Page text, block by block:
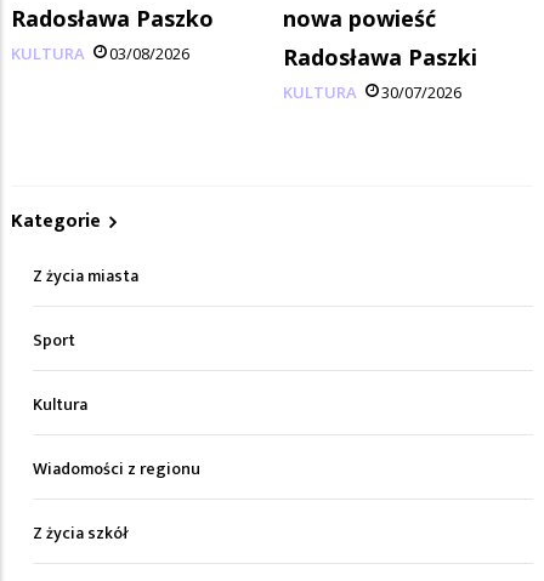
Radosława Paszko
KULTURA 03/08/2026
nowa powieść
Radosława Paszki
KULTURA 30/07/2026
Kategorie
Z życia miasta
Sport
Kultura
Wiadomości z regionu
Z życia szkół